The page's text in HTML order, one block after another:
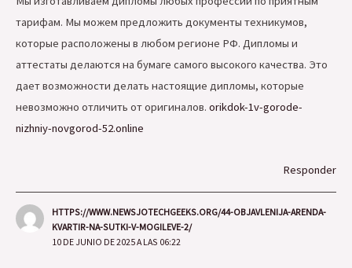
тарифам. Мы можем предложить документы техникумов,
которые расположены в любом регионе РФ. Дипломы и
аттестаты делаются на бумаге самого высокого качества. Это
дает возможности делать настоящие дипломы, которые
невозможно отличить от оригиналов. orikdok-1v-gorode-
nizhniy-novgorod-52.online
Responder
HTTPS://WWW.NEWSJOTECHGEEKS.ORG/44-OBJAVLENIJA-ARENDA-
KVARTIR-NA-SUTKI-V-MOGILEVE-2/
10 DE JUNIO DE 2025 A LAS 06:22